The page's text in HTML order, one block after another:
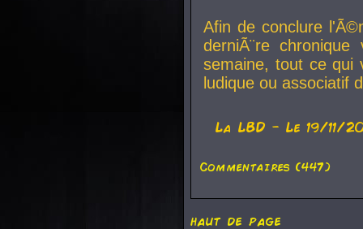
Afin de conclure
derniÃ¨re
semaine, tout ce qui
ludique ou associatif
La LBD - Le 19/11/
Commentaires (447)
haut de page